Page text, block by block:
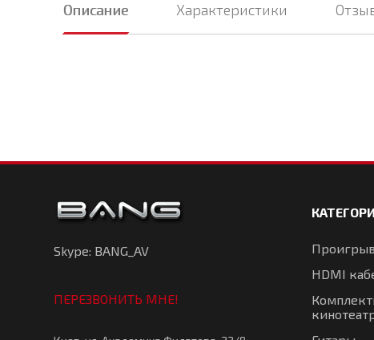
Описание Характеристики
Skype: BANG_AV
ПЕРЕЗВОНИТЬ МНЕ!
HDMI